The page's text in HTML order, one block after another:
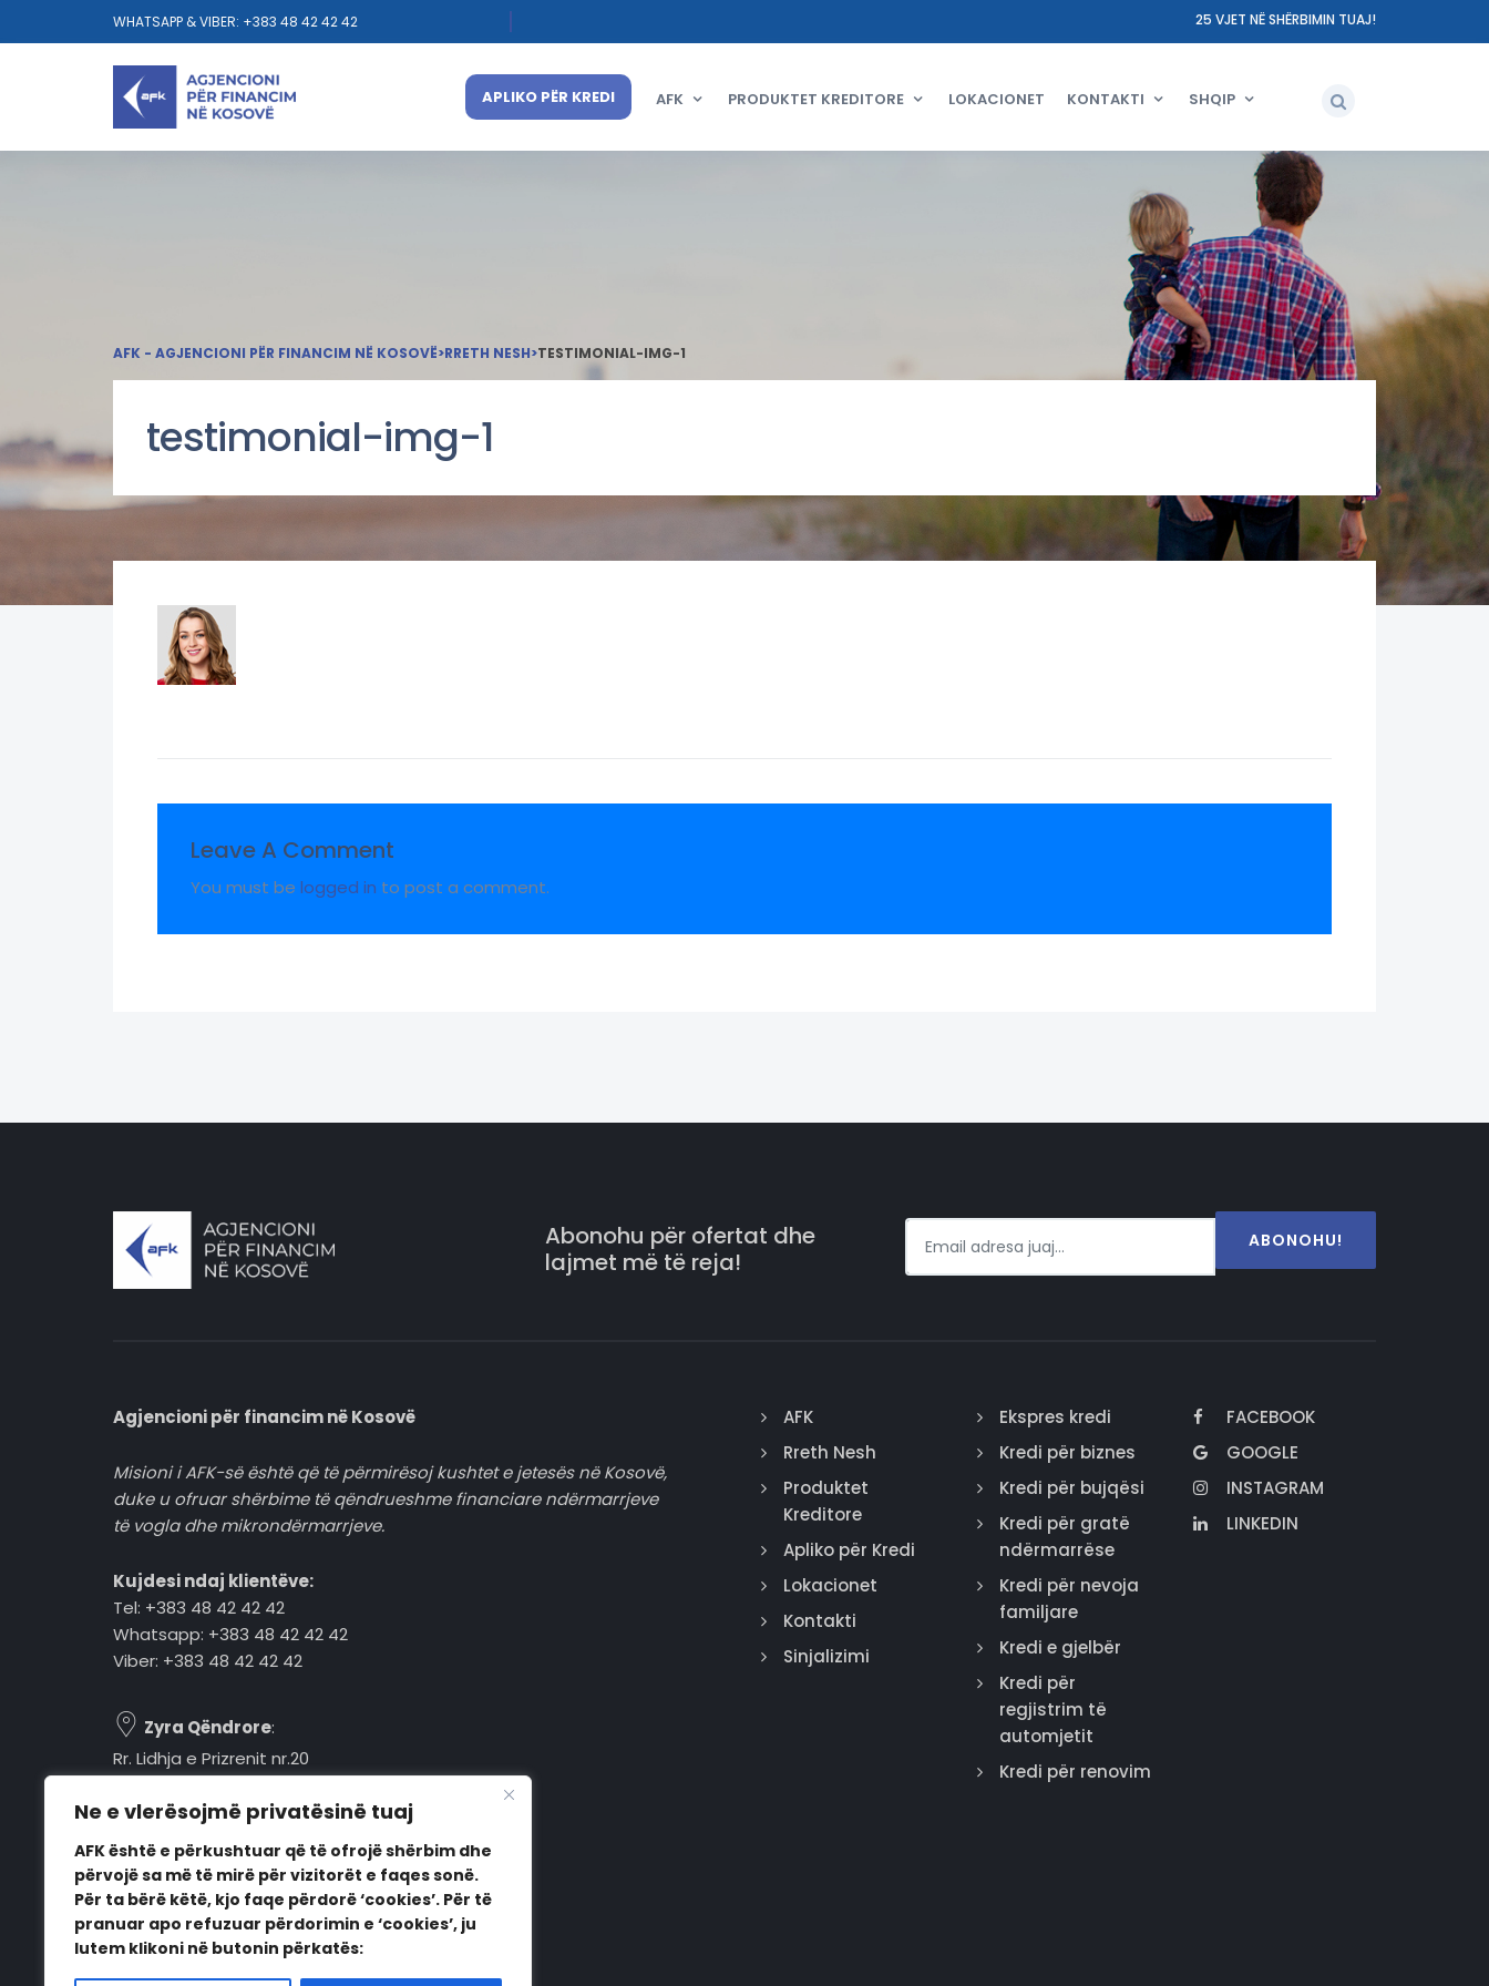
Ne e vlerësojmë privatësinë tuaj
AFK është e përkushtuar që të ofrojë shërbim dhe
përvojë sa më të mirë për vizitorët e faqes sonë.
Për ta bërë këtë, kjo faqe përdorë ‘cookies’. Për të
pranuar apo refuzuar përdorimin e ‘cookies’, ju
lutem klikoni në butonin përkatës:
WHATSAPP & VIBER: +383 48 42 42 42 25 VJET NË SHËRBIMIN TUAJ!
APLIKO PËR KREDI AFK PRODUKTET KREDITORE LOKACIONET KONTAKTI SHQIP
AFK - AGJENCIONI PËR FINANCIM NË KOSOVË>RRETH NESH>TESTIMONIAL-IMG-1
testimonial-img-1
Leave A Comment
You must be logged in to post a comment.
Abonohu për ofertat dhe
lajmet më të reja!
ABONOHU!
Agjencioni për financim në Kosovë
Misioni i AFK-së është që të përmirësoj kushtet e jetesës në Kosovë,
duke u ofruar shërbime të qëndrueshme financiare ndërmarrjeve
të vogla dhe mikrondërmarrjeve.
Kujdesi ndaj klientëve:
Tel: +383 48 42 42 42
Whatsapp: +383 48 42 42 42
Viber: +383 48 42 42 42
Zyra Qëndrore:
Rr. Lidhja e Prizrenit nr.20
Pejë, 30000, Kosovë
Orari i punës:
E hënë - E premte
08:00 - 16:00
AFK
Rreth Nesh
Produktet
Kreditore
Apliko për Kredi
Lokacionet
Kontakti
Sinjalizimi
Ekspres kredi
Kredi për biznes
Kredi për bujqësi
Kredi për gratë
ndërmarrëse
Kredi për nevoja
familjare
Kredi e gjelbër
Kredi për
regjistrim të
automjetit
Kredi për renovim
FACEBOOK
GOOGLE
INSTAGRAM
LINKEDIN